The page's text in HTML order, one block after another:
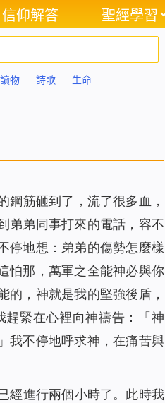
信仰解答 聖經學習
物 詩歌 生命
鋼筋砸到了，流了很多血，
弟弟同事打來的電話，容不
停地想：弟弟的傷勢怎麼樣
怕那，萬軍之全能神必與你
的，神就是我的堅強後盾，
緊在心裡向神禱告：「神
我不停地呼求神，在痛苦與
經進行兩個小時了。此時我